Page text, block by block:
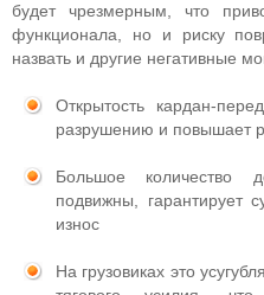
будет чрезмерным, что
функционала, но и риску
назвать и другие негативные
Открытость кардан-
разрушению и повышает
Большое количество
подвижны, гарантирует
износ
На грузовиках это